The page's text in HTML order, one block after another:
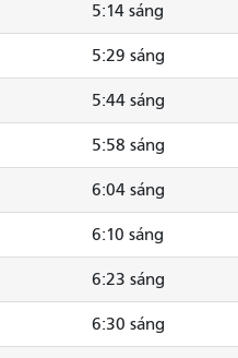
5:14 sáng
5:29 sáng
5:44 sáng
5:58 sáng
6:04 sáng
6:10 sáng
6:23 sáng
6:30 sáng